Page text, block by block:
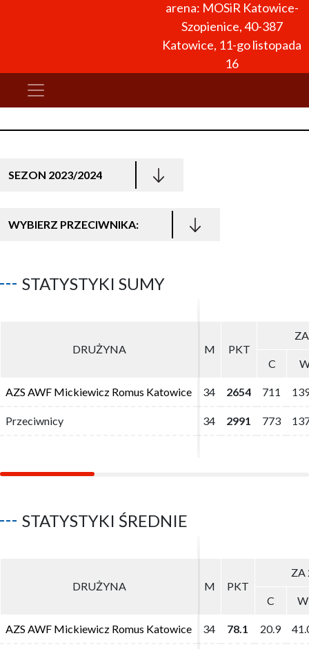
arena: MOSiR Katowice-
Szopienice, 40-387
Katowice, 11-go listopada
16
SEZON 2023/2024
WYBIERZ PRZECIWNIKA:
STATYSTYKI SUMY
DRUŻYNA M PKT
C
AZS AWF Mickiewicz Romus Katowice 34 2654 711
Przeciwnicy 34 2991 773
DRUŻYNA M PKT
C
AZS AWF Mickiewicz Romus Katowice 34 2654 711
Przeciwnicy 34 2991 773
STATYSTYKI ŚREDNIE
DRUŻYNA M PKT
ZA
C W
AZS AWF Mickiewicz Romus Katowice 34 78.1 20.9
DRUŻYNA M PKT
ZA
C W
AZS AWF Mickiewicz Romus Katowice 34 78.1 20.9